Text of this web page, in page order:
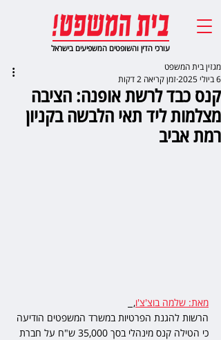
עורכי הדין והשופטים המשפיעים בישראל
קנס כבד לרשת אופנה: הציבה
מצלמות ליד תאי הלבשה בקניון
רמת אביב
מגזין בית המשפט
6 ביולי 2025
זמן קריאה 2 דקות
מאת: שלמה בוצ'צ'ו,
הרשות להגנת הפרטיות במשרד המשפטים הודיעה
כי הטילה קנס מינהלי בסך 35,000 ש"ח על חברת